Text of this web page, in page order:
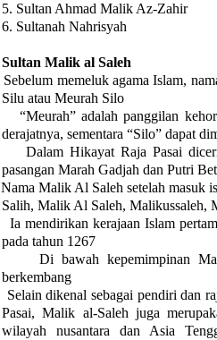
5. Sultan Ahmad Malik Az-Zahir
6. Sultanah Nahrisyah
Sultan Malik al Saleh
Sebelum memeluk agama Islam,
Silu atau Meurah Silo
“Meurah” adalah panggilan
derajatnya, sementara “Silo” dapat
Dalam Hikayat Raja Pasai
pasangan Marah Gadjah dan Putri
Nama Malik Al Saleh setelah masuk
Salih, Malik Al Saleh, Malikussaleh,
Ia mendirikan kerajaan Islam
pada tahun 1267
Di bawah kepemimpinan
berkembang
Selain dikenal sebagai pendiri dan
Pasai, Malik al-Saleh juga
wilayah nusantara dan Asia